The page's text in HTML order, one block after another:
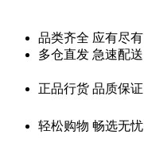
品类齐全 应有尽有
多仓直发 急速配送
正品行货 品质保证
轻松购物 畅选无忧